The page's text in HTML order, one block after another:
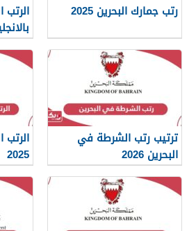
رتب جمارك البحرين 2025
الرتب
ترتيب رتب الشرطة في
البحرين 2026
2025